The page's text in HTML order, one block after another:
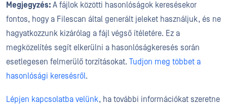
Megjegyzés: A fájlok közötti hasonlóságok keresésekor
fontos, hogy a Filescan által generált jeleket használjuk, és ne
hagyatkozzunk kizárólag a fájl végső ítéletére. Ez a
megközelítés segít elkerülni a hasonlóságkeresés során
esetlegesen felmerülő torzításokat. Tudjon meg többet a
hasonlósági keresésről.
Lépjen kapcsolatba velünk, ha további információkat szeretne